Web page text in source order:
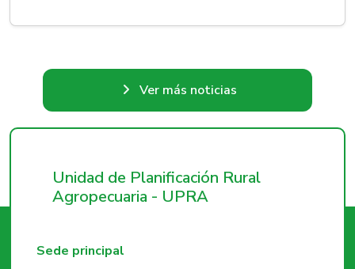
Ver más noticias
Unidad de Planificación Rural
Agropecuaria - UPRA
Sede principal